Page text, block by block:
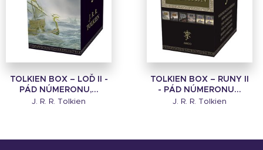
TOLKIEN BOX – LOĎ II -
PÁD NÚMERONU,...
J. R. R. Tolkien
TOLKIEN BOX – RUNY II
- PÁD NÚMERONU...
J. R. R. Tolkien